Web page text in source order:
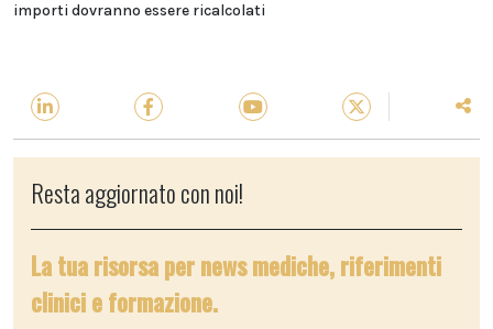
importi dovranno essere ricalcolati
Resta aggiornato con noi!
La tua risorsa per news mediche, riferimenti
clinici e formazione.